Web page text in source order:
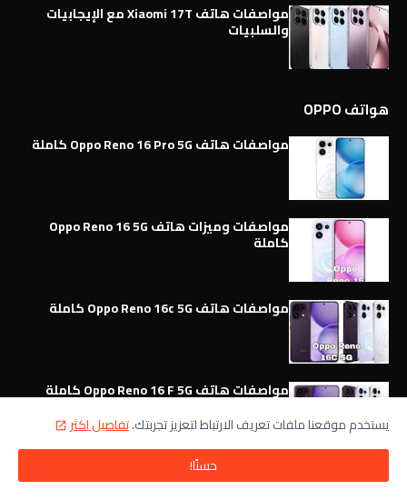
مواصفات هاتف Xiaomi 17T مع الإيجابيات
والسلبيات
هواتف OPPO
مواصفات هاتف Oppo Reno 16 Pro 5G كاملة
مواصفات وميزات هاتف Oppo Reno 16 5G
كاملة
مواصفات هاتف Oppo Reno 16c 5G كاملة
مواصفات هاتف Oppo Reno 16 F 5G كاملة
يستخدم موقعنا ملفات تعريف الارتباط لتعزيز تجربتك.تفاصيل اكثر
حسنًا!